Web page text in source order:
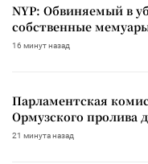
NYP: Обвиняемый в
собственные
16 минут назад
Парламентская
Ормузского пролива
21 минута назад